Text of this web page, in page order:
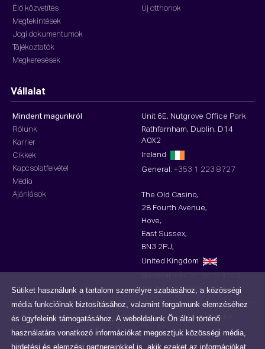
Sütiket használunk a tartalom személyre szabásához, a közösségi
média funkcióinak biztosításához, valamint forgalmunk elemzéséhez
és ügyfeleink támogatásához. A weboldalunk Ön által történő
használatára vonatkozó információkat megosztjuk közösségi média,
hirdetési és elemzési partnereinkkel is, akik ezeket az információkat
Élő közvetítés
Megtekintések
Jogi dokumentumok
Tájékoztatók
Megkeresések
Új otthonok
Vállalat
Mindent magunkról
Rólunk
Karrier
Cikkek
Kapcsolatfelvétel
Média
Ajánlások
Unit 6E, Nutgrove Office Park
Rathfarnham, Dublin, D14
A0X2
Ireland
General: +353 1 223 8727
The Old Casino,
28 Fourth Avenue,
Hove,
East Sussex,
BN3 2PJ,
United Kingdom
Toll-free :+44 808 196 4553
Adatvédelmi szabályzat Süti tájékoztató
Általános feltételek
Biztonság
Accessibility